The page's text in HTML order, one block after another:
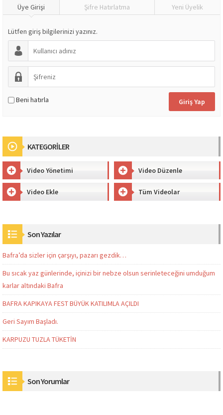
Üye Girişi Şifre Hatırlatma Yeni Üyelik
Lütfen giriş bilgilerinizi yazınız.
Beni hatırla
KATEGORİLER
Video Yönetimi Video Düzenle
Video Ekle Tüm Videolar
Son Yazılar
Bafra’da sizler için çarşıyı, pazarı gezdik…
Bu sıcak yaz günlerinde, içinizi bir nebze olsun serinleteceğini umduğum
karlar altındaki Bafra
BAFRA KAPIKAYA FEST BÜYÜK KATILIMLA AÇILDI
Geri Sayım Başladı.
KARPUZU TUZLA TÜKETİN
Son Yorumlar